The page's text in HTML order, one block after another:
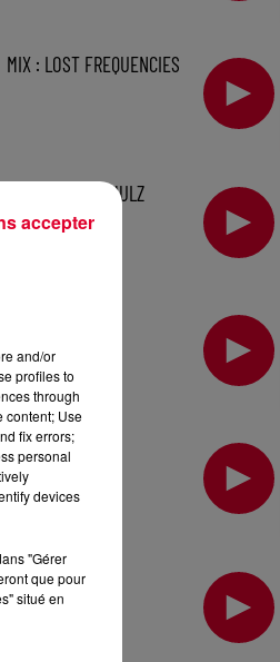
MIX : LOST FREQUENCIES
MIX : ROBIN SCHULZ
MIX : TOOLROOM
MIX : TONY JAY
and/or
profiles to
through
content; Use
fix errors;
personal
devices
"Gérer
que pour
situé en
accepter